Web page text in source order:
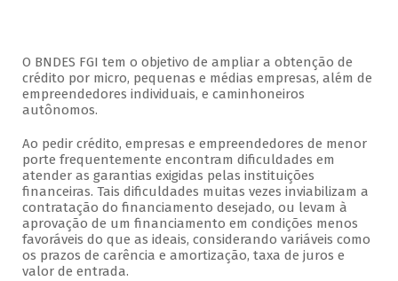
O BNDES FGI tem o objetivo de ampliar a obtenção de
crédito por micro, pequenas e médias empresas, além de
empreendedores individuais, e caminhoneiros
autônomos.
Ao pedir crédito, empresas e empreendedores de menor
porte frequentemente encontram dificuldades em
atender as garantias exigidas pelas instituições
financeiras. Tais dificuldades muitas vezes inviabilizam a
contratação do financiamento desejado, ou levam à
aprovação de um financiamento em condições menos
favoráveis do que as ideais, considerando variáveis como
os prazos de carência e amortização, taxa de juros e
valor de entrada.